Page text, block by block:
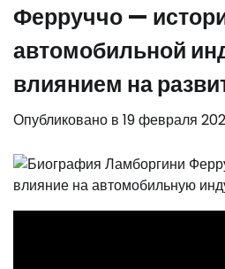
Ферруччо —
автомобильной
влиянием на
Опубликовано в 19 февраля